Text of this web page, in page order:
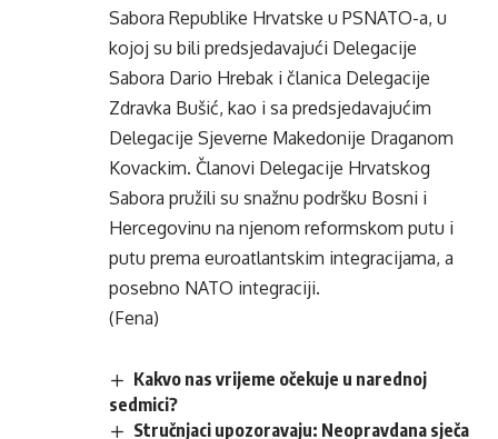
Sabora Republike Hrvatske u PSNATO-a, u
kojoj su bili predsjedavajući Delegacije
Sabora Dario Hrebak i članica Delegacije
Zdravka Bušić, kao i sa predsjedavajućim
Delegacije Sjeverne Makedonije Draganom
Kovackim. Članovi Delegacije Hrvatskog
Sabora pružili su snažnu podršku Bosni i
Hercegovinu na njenom reformskom putu i
putu prema euroatlantskim integracijama, a
posebno NATO integraciji.
(Fena)
Kakvo nas vrijeme očekuje u narednoj
sedmici?
Stručnjaci upozoravaju: Neopravdana sječa